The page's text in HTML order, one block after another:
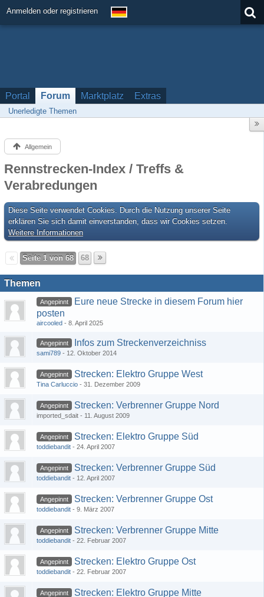
Anmelden oder registrieren
Portal Forum Marktplatz Extras
Unerledigte Themen
Allgemein
Rennstrecken-Index / Treffs &
Verabredungen
Diese Seite verwendet Cookies. Durch die Nutzung unserer Seite
erklären Sie sich damit einverstanden, dass wir Cookies setzen.
Weitere Informationen
Seite 1 von 68 68
Themen
Angepinnt
Eure neue Strecke in diesem Forum hier
posten
aircooled 8. April 2025
Angepinnt Infos zum Streckenverzeichniss
sami789 12. Oktober 2014
Angepinnt Strecken: Elektro Gruppe West
Tina Carluccio 31. Dezember 2009
Angepinnt Strecken: Verbrenner Gruppe Nord
imported_sdait 11. August 2009
Angepinnt Strecken: Elektro Gruppe Süd
toddiebandit 24. April 2007
Angepinnt Strecken: Verbrenner Gruppe Süd
toddiebandit 12. April 2007
Angepinnt Strecken: Verbrenner Gruppe Ost
toddiebandit 9. März 2007
Angepinnt Strecken: Verbrenner Gruppe Mitte
toddiebandit 22. Februar 2007
Angepinnt Strecken: Elektro Gruppe Ost
toddiebandit 22. Februar 2007
Angepinnt Strecken: Elektro Gruppe Mitte